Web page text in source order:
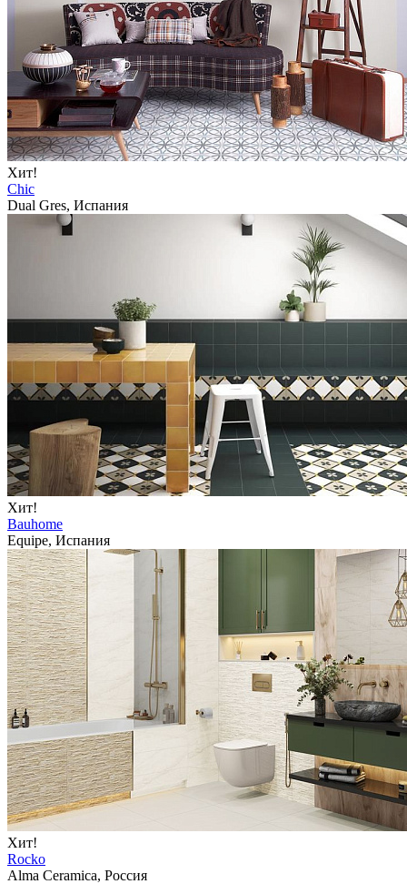
Хит!
Chic
Dual Gres, Испания
Хит!
Bauhome
Equipe, Испания
Хит!
Rocko
Alma Ceramica, Россия